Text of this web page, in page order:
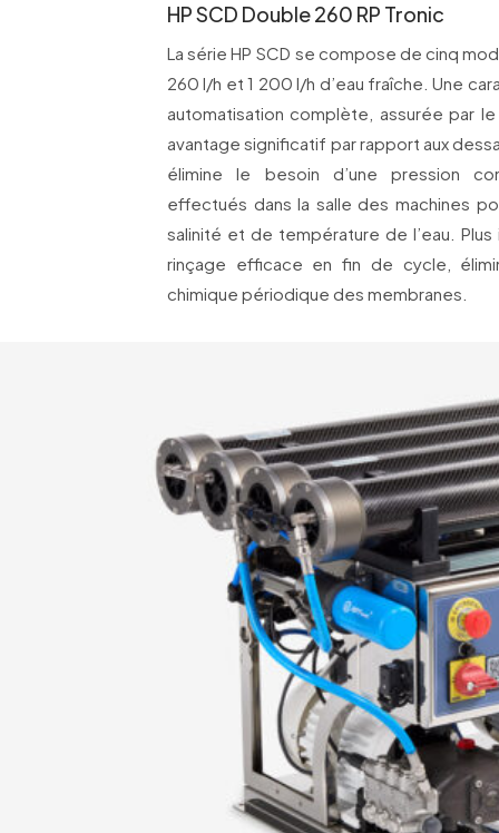
HP SCD Double 260 RP Tronic
La série HP SCD se compose de cinq
260 l/h et 1 200 l/h d’eau fraîche. Une
automatisation complète, assurée par
avantage significatif par rapport aux
élimine le besoin d’une pression
effectués dans la salle des machines
salinité et de température de l’eau.
rinçage efficace en fin de cycle,
chimique périodique des membranes.